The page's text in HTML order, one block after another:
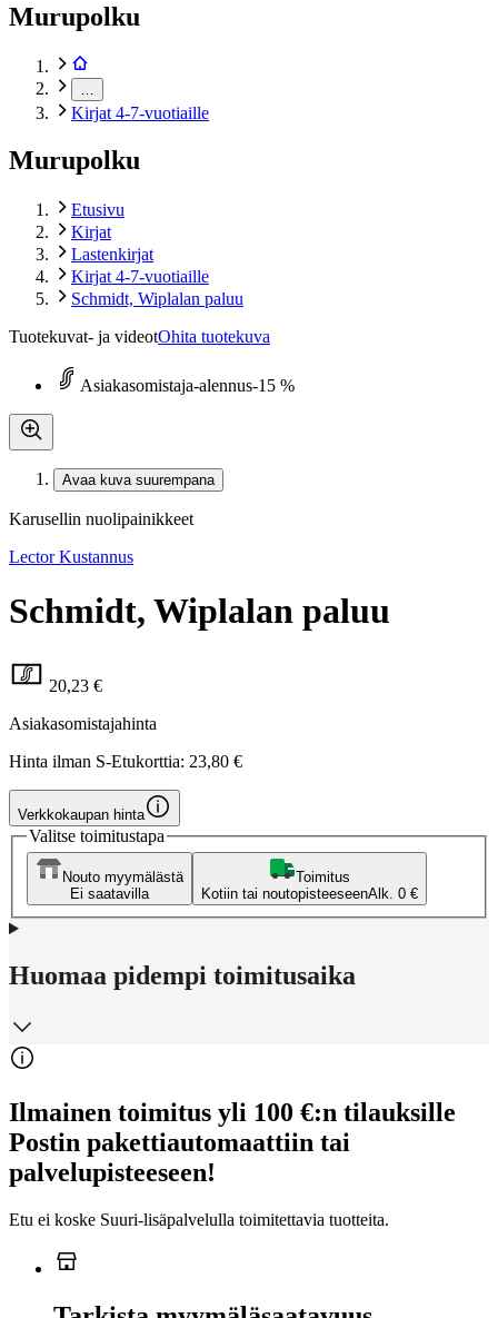
Murupolku
Kirjat 4-7-vuotiaille
Murupolku
Etusivu
Kirjat
Lastenkirjat
Kirjat 4-7-vuotiaille
Schmidt, Wiplalan paluu
Tuotekuvat- ja videotOhita tuotekuva
Asiakasomistaja-alennus-15 %
Avaa kuva suurempana
Karusellin nuolipainikkeet
Lector Kustannus
Schmidt, Wiplalan paluu
20,23 €
Asiakasomistajahinta
Hinta ilman S-Etukorttia: 23,80 €
Verkkokaupan hinta
Valitse toimitustapa
Nouto myymälästä
Ei saatavilla
Toimitus
Kotiin tai noutopisteeseenAlk. 0 €
Huomaa pidempi toimitusaika
Ilmainen toimitus yli 100 €:n tilauksille
Postin pakettiautomaattiin tai
palvelupisteeseen!
Etu ei koske Suuri‑lisäpalvelulla toimitettavia tuotteita.